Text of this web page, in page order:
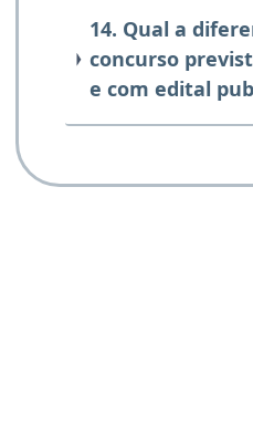
14. Qual a
concurso
e com edital